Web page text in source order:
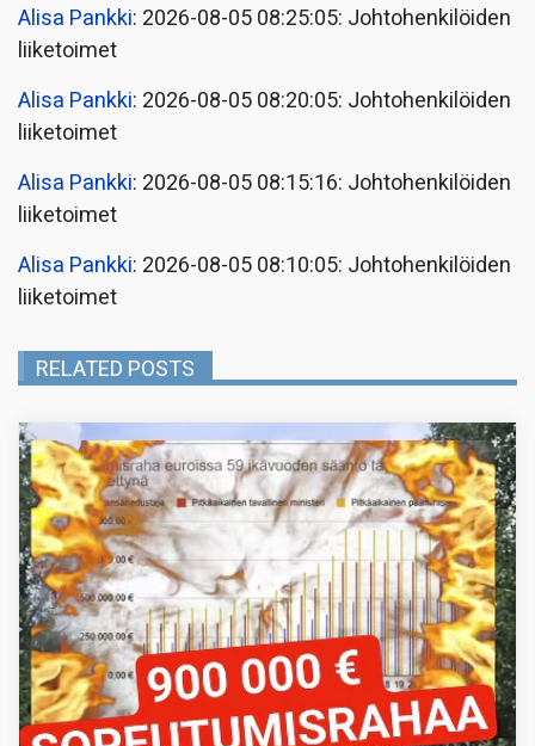
Alisa Pankki: 2026-08-05 08:25:05: Johtohenkilöiden
liiketoimet
Alisa Pankki: 2026-08-05 08:20:05: Johtohenkilöiden
liiketoimet
Alisa Pankki: 2026-08-05 08:15:16: Johtohenkilöiden
liiketoimet
Alisa Pankki: 2026-08-05 08:10:05: Johtohenkilöiden
liiketoimet
RELATED POSTS